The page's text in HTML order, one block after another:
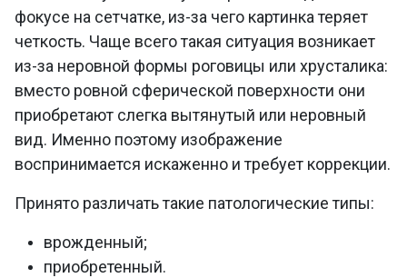
фокусе на сетчатке, из-за чего картинка теряет
четкость. Чаще всего такая ситуация возникает
из-за неровной формы роговицы или хрусталика:
вместо ровной сферической поверхности они
приобретают слегка вытянутый или неровный
вид. Именно поэтому изображение
воспринимается искаженно и требует коррекции.
Принято различать такие патологические типы:
врожденный;
приобретенный.